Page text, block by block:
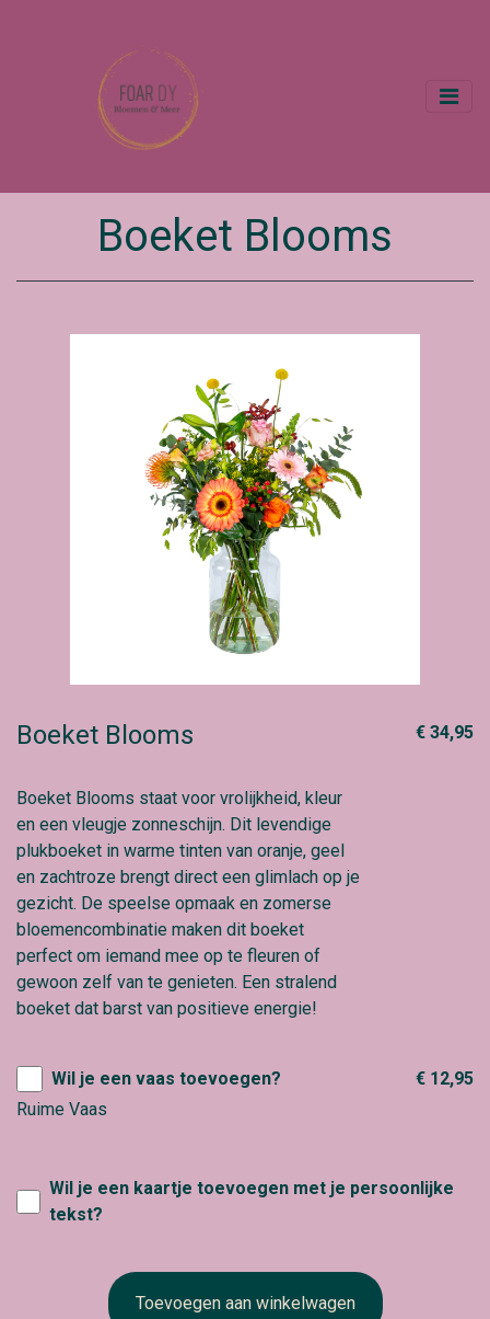
Boeket Blooms
Boeket Blooms
Boeket Blooms staat voor vrolijkheid, kleur
en een vleugje zonneschijn. Dit levendige
plukboeket in warme tinten van oranje, geel
en zachtroze brengt direct een glimlach op je
gezicht. De speelse opmaak en zomerse
bloemencombinatie maken dit boeket
perfect om iemand mee op te fleuren of
gewoon zelf van te genieten. Een stralend
boeket dat barst van positieve energie!
€ 34,95
Wil je een vaas toevoegen?
Ruime Vaas
€ 12,95
Wil je een kaartje toevoegen met je persoonlijke
tekst?
Toevoegen aan winkelwagen